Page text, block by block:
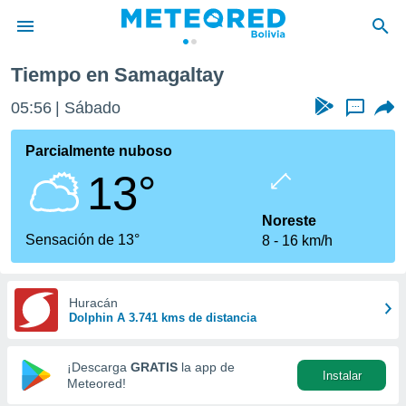
de
ha
que se
calidad.
a este
las
y
forma
digital
basada
Tiempo en Samagaltay
05:56 Sábado ...
Parcialmente nuboso
13°
Sensación de 13°
Noreste
8
16 km/h
Huracán
Dolphin A 3.741 kms de distancia
¡Descarga GRATIS la app de
Meteored!
Instalar